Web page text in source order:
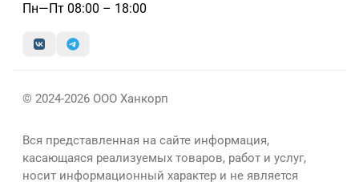
Пн—Пт 08:00 – 18:00
© 2024-2026 ООО Ханкорп
Вся представленная на сайте информация,
касающаяся реализуемых товаров, работ и услуг,
носит информационный характер и не является